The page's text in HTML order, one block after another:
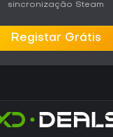
sincronização Steam
Registar Grátis